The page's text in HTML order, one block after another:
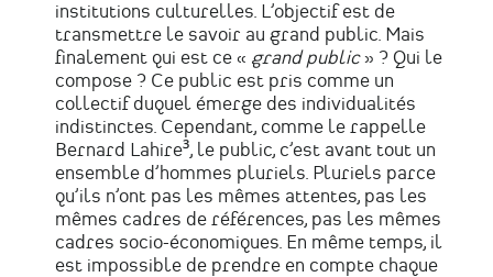
institutions culturelles. L’objectif est de
transmettre le savoir au grand public. Mais
finalement qui est ce « grand public» ? Qui le
compose ? Ce public est pris comme un
collectif duquel émerge des individualités
indistinctes. Cependant, comme le rappelle
Bernard Lahire³, le public, c’est avant tout un
ensemble d’hommes pluriels. Pluriels parce
qu’ils n’ont pas les mêmes attentes, pas les
mêmes cadres de références, pas les mêmes
cadres socio-économiques. En même temps, il
est impossible de prendre en compte chaque